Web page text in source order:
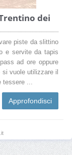
dei
piste da slittino
e servite da tapis
ad ore oppure
vuole utilizzare il
...
Approfondisci